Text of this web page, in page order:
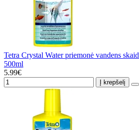
Tetra Crystal Water priemonė vandens
500ml
5.99€
Į krepšelį